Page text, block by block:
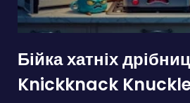
Бійка хатніх
Knickknack